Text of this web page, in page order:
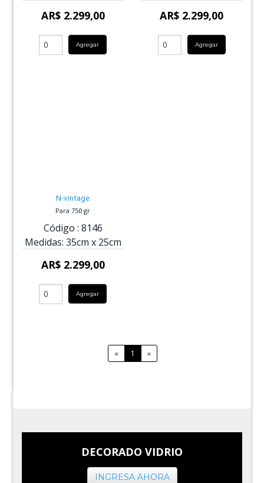
AR$ 2.299,00
Agregar
AR$ 2.299,00
Agregar
N-vintage
Para 750 gr
Código : 8146
Medidas: 35cm x 25cm
AR$ 2.299,00
Agregar
« 1 »
DECORADO VIDRIO
INGRESA AHORA